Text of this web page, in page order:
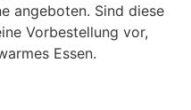
angeboten. Sind diese
Vorbestellung vor,
Essen.